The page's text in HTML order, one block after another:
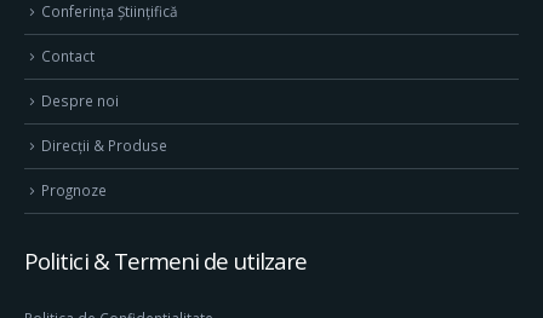
Conferința Științifică
Contact
Despre noi
Direcţii & Produse
Prognoze
Politici & Termeni de utilzare